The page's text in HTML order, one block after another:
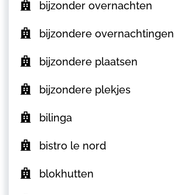
bijzonder overnachten
bijzondere overnachtingen
bijzondere plaatsen
bijzondere plekjes
bilinga
bistro le nord
blokhutten